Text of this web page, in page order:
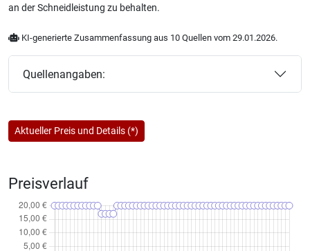
an der Schneidleistung zu behalten.
KI-generierte Zusammenfassung aus 10 Quellen vom 29.01.2026.
Quellenangaben:
Aktueller Preis und Details (*)
Preisverlauf